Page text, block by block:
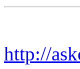
http://